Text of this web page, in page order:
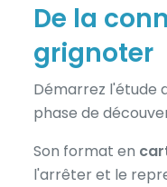
De la
grignoter
Démarrez l'étude
phase de
Son format en
l'arrêter et le